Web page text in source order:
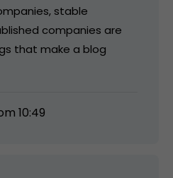
stable
companies are
that make a blog
10:49